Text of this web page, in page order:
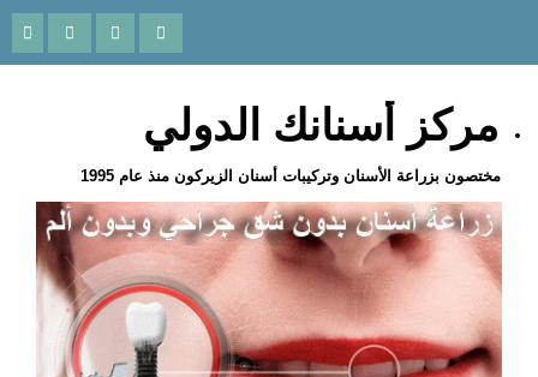
مركز أسنانك الدولي
مختصون بزراعة الأسنان وتركيبات أسنان الزيركون منذ عام 1995